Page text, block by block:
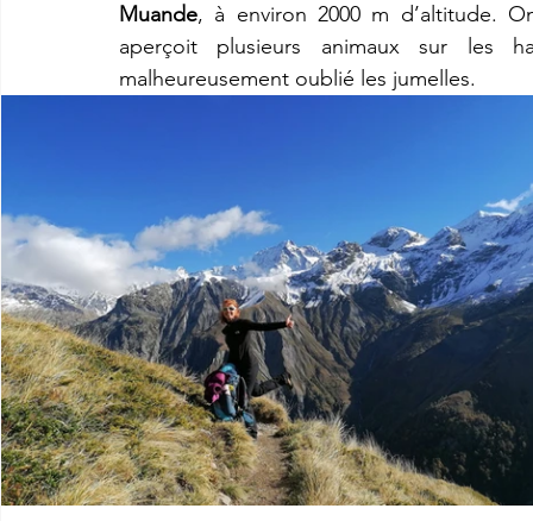
Muande, à environ 2000 m d’altitude.
aperçoit plusieurs animaux sur les
malheureusement oublié les jumelles.